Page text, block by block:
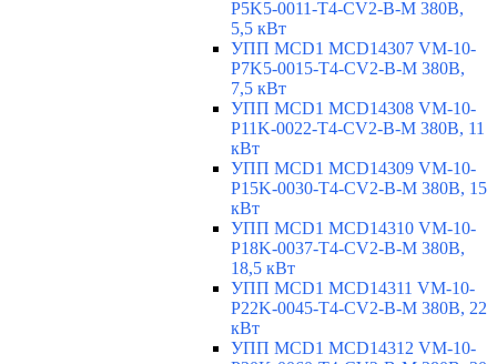
P5K5-0011-T4-CV2-B-M 380В,
5,5 кВт
УПП MCD1 MCD14307 VM-10-
P7K5-0015-T4-CV2-B-M 380В,
7,5 кВт
УПП MCD1 MCD14308 VM-10-
P11K-0022-T4-CV2-B-M 380В, 11
кВт
УПП MCD1 MCD14309 VM-10-
P15K-0030-T4-CV2-B-M 380В, 15
кВт
УПП MCD1 MCD14310 VM-10-
P18K-0037-T4-CV2-B-M 380В,
18,5 кВт
УПП MCD1 MCD14311 VM-10-
P22K-0045-T4-CV2-B-M 380В, 22
кВт
УПП MCD1 MCD14312 VM-10-